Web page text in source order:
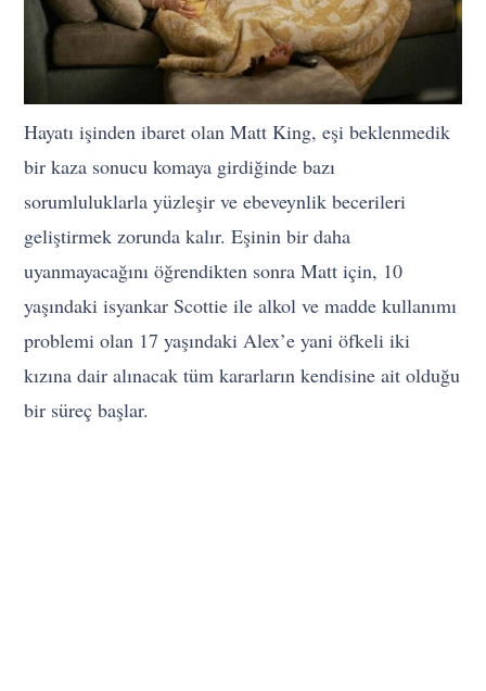
Hayatı işinden ibaret olan Matt King, eşi beklenmedik
bir kaza sonucu komaya girdiğinde bazı
sorumluluklarla yüzleşir ve ebeveynlik becerileri
geliştirmek zorunda kalır. Eşinin bir daha
uyanmayacağını öğrendikten sonra Matt için, 10
yaşındaki isyankar Scottie ile alkol ve madde kullanımı
problemi olan 17 yaşındaki Alex’e yani öfkeli iki
kızına dair alınacak tüm kararların kendisine ait olduğu
bir süreç başlar.